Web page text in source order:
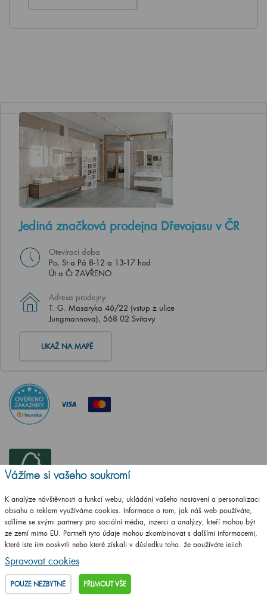
Jediná značková prodejna Dřevojasu v ČR
Otevírací doba
Po, St a Pá 8-12 a 13-17 hod
Út a Čt ZAVŘENO
Adresa prodejny
T. G. Masaryka 46/22 (vstup z ulice
Jungmannova), 568 02 Svitavy
UKAŽ NA MAPĚ
ČSN EN ISO
14001:2016
Vážíme si vašeho soukromí
K analýze návštěvnosti a funkcí webu, ukládání vašeho nastavení a personalizaci
obsahu a reklam využíváme cookies. Informace o tom, jak náš web používáte,
sdílíme se svými partnery pro sociální média, inzerci a analýzy, kteří mohou být
ze zemí mimo EU. Partneři tyto údaje mohou zkombinovat s dalšími informacemi,
které jste jim poskytli nebo které získali v důsledku toho, že používáte jejich
služby.
Podrobné informace
Spravovat cookies
POUZE NEZBYTNÉ PŘIJMOUT VŠE